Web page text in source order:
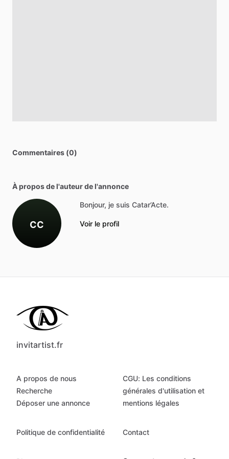
Commentaires (0)
À propos de l'auteur de l'annonce
CC
Bonjour, je suis Catar’Acte.
Voir le profil
invitartist.fr
A propos de nous
Recherche
Déposer une annonce
CGU: Les conditions
générales d'utilisation et
mentions légales
Politique de confidentialité Contact